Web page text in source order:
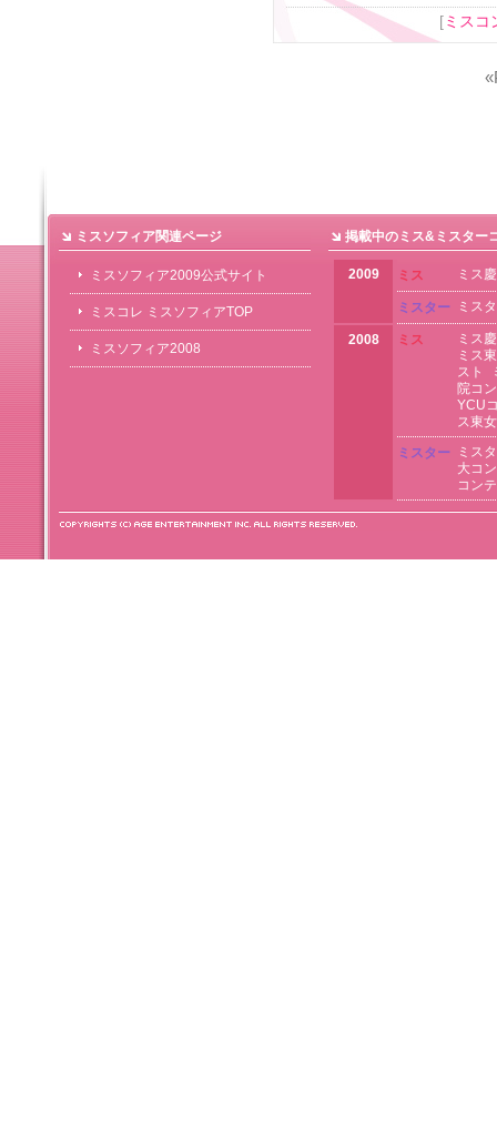
[ ミスコ
ミスソフィア関連ページ
ミスソフィア2009公式サイト
ミスコレ ミスソフィアTOP
ミスソフィア2008
掲載中のミス&ミスター
2009 ミス ミス
ミスター ミス
2008 ミス
ミス
ミス
スト
院コ
YCU
ス東
ミスター
ミス
大コ
コン